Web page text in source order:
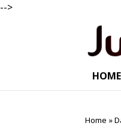
-->
HOME
Home »